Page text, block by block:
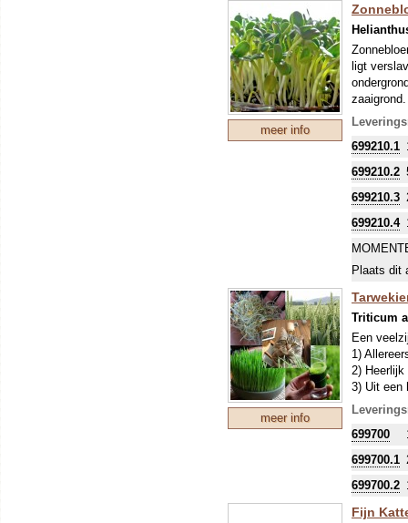
meer info
ligt
Dit soort
de
699210.1
699210.2
699210.3
699210.4
Plaats dit
meer info
Triticum
Een
1)
2)
3) Uit een
te
4)
5) Ten
Dit soort
(voor het
de
699700
699700.1
699700.2
Fijn